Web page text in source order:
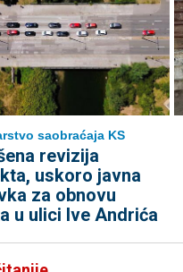
saobraćaja KS
revizija
uskoro javna
za obnovu
u ulici Ive Andrića